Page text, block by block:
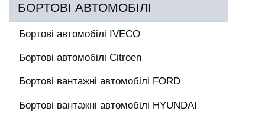
БОРТОВІ АВТОМОБІЛІ
Бортові автомобілі IVECO
Бортові автомобілі Citroen
Бортові вантажні автомобілі FORD
Бортові вантажні автомобілі HYUNDAI